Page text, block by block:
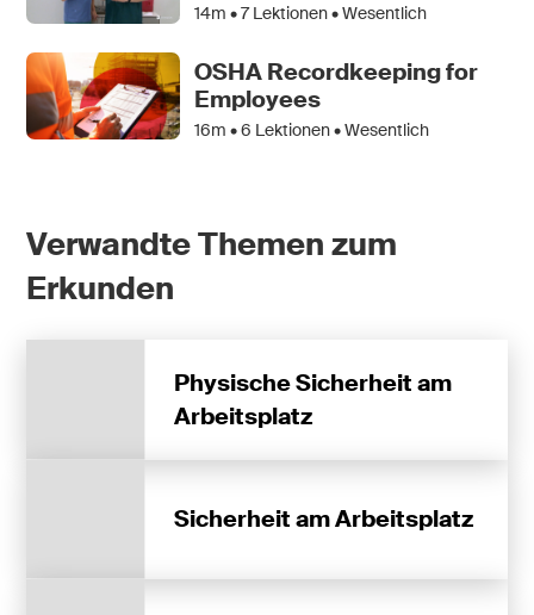
14m •7Lektionen • Wesentlich
OSHA Recordkeeping for
Employees
16m •6 Lektionen • Wesentlich
Verwandte Themen zum
Erkunden
Physische Sicherheit am
Arbeitsplatz
Sicherheit am Arbeitsplatz